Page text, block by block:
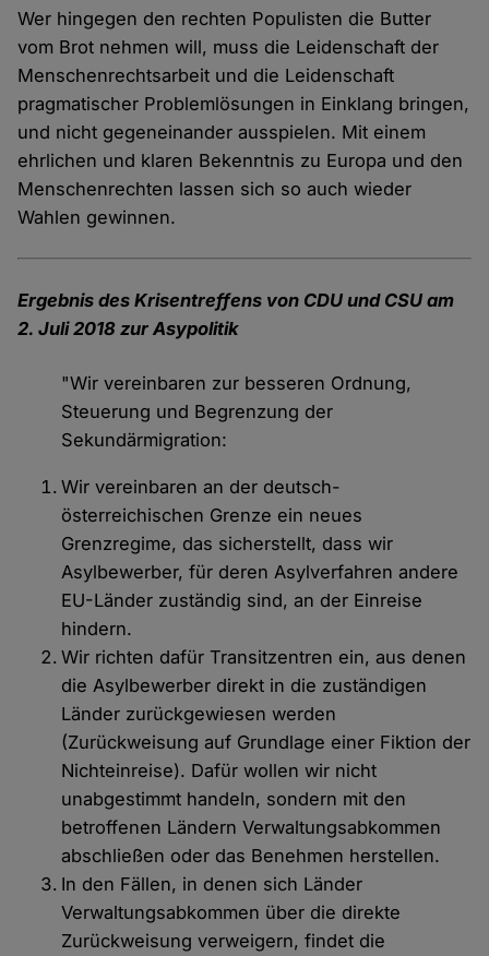
Wer hingegen den rechten Populisten die Butter
vom Brot nehmen will, muss die Leidenschaft der
Menschenrechtsarbeit und die Leidenschaft
pragmatischer Problemlösungen in Einklang bringen,
und nicht gegeneinander ausspielen. Mit einem
ehrlichen und klaren Bekenntnis zu Europa und den
Menschenrechten lassen sich so auch wieder
Wahlen gewinnen.
Ergebnis des Krisentreffens von CDU und CSU am
2. Juli 2018 zur Asypolitik
"Wir vereinbaren zur besseren Ordnung,
Steuerung und Begrenzung der
Sekundärmigration:
Wir vereinbaren an der deutsch-
österreichischen Grenze ein neues
Grenzregime, das sicherstellt, dass wir
Asylbewerber, für deren Asylverfahren andere
EU-Länder zuständig sind, an der Einreise
hindern.
Wir richten dafür Transitzentren ein, aus denen
die Asylbewerber direkt in die zuständigen
Länder zurückgewiesen werden
(Zurückweisung auf Grundlage einer Fiktion der
Nichteinreise). Dafür wollen wir nicht
unabgestimmt handeln, sondern mit den
betroffenen Ländern Verwaltungsabkommen
abschließen oder das Benehmen herstellen.
In den Fällen, in denen sich Länder
Verwaltungsabkommen über die direkte
Zurückweisung verweigern, findet die